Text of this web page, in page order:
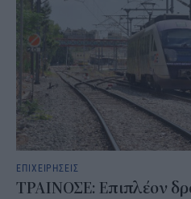
ΕΠΙΧΕΙΡΗΣΕΙΣ
ΤΡΑΙΝΟΣΕ: Επιπλέον